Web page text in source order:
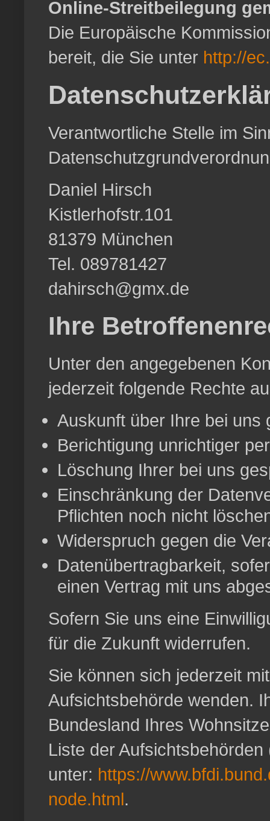
Online-Streitbeilegung
Die Europäische
bereit, die Sie unter http://
Verantwortliche Stelle im
Daniel Hirsch
Kistlerhofstr.101
81379 München
Tel. 089781427
dahirsch@gmx.de
Ihre
Unter den angegebenen
jederzeit folgende Rechte
Auskunft über Ihre bei uns
Berichtigung unrichtiger
Löschung Ihrer bei uns
Einschränkung der
Pflichten noch nicht
Widerspruch gegen die
Datenübertragbarkeit,
einen Vertrag mit uns
Sofern Sie uns eine
für die Zukunft widerrufen.
Sie können sich jederzeit
Aufsichtsbehörde wenden.
Bundesland Ihres
Liste der
unter: https://
node.html.